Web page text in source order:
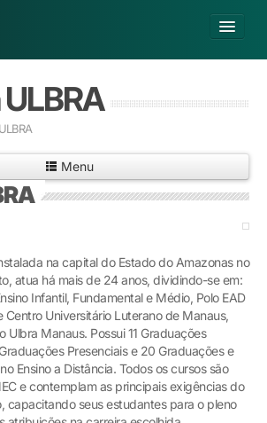
Já sou Aluno
Matricule-se
Menu
na capital do Estado do Amazonas no
atua há mais de 24 anos, dividindo-se em:
Infantil, Fundamental e Médio, Polo EAD
Centro Universitário Luterano de Manaus,
Ulbra Manaus. Possui 11 Graduações
Presenciais e 20 Graduações e
Ensino a Distância. Todos os cursos são
e contemplam as principais exigências do
capacitando seus estudantes para o pleno